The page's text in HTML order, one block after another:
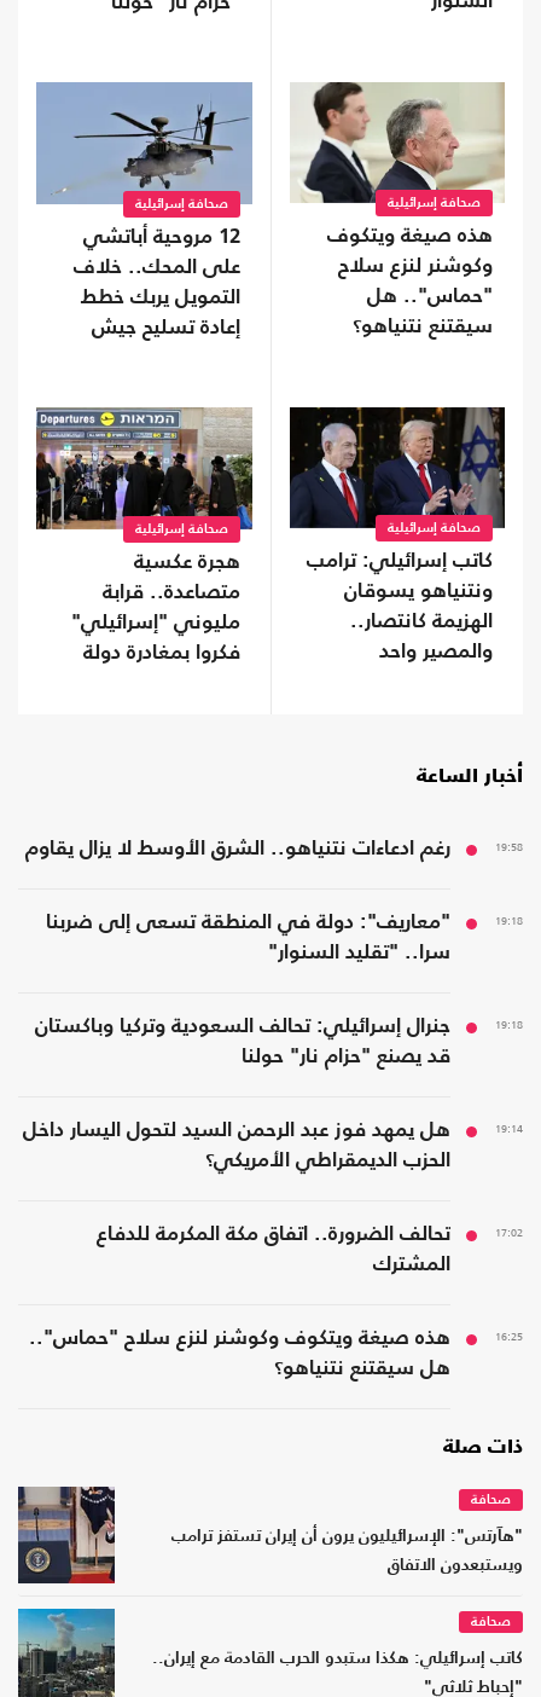
صحافة إسرائيلية
هذه صيغة ويتكوف
وكوشنر لنزع سلاح
"حماس".. هل
سيقتنع نتنياهو؟
صحافة إسرائيلية
12 مروحية أباتشي
على المحك.. خلاف
التمويل يربك خطط
إعادة تسليح جيش
صحافة إسرائيلية
كاتب إسرائيلي: ترامب
ونتنياهو يسوقان
الهزيمة كانتصار..
والمصير واحد
صحافة إسرائيلية
هجرة عكسية
متصاعدة.. قرابة
مليوني "إسرائيلي"
فكروا بمغادرة دولة
أخبار الساعة
19:58 رغم ادعاءات نتنياهو.. الشرق الأوسط لا يزال يقاوم
19:18
"معاريف": دولة في المنطقة تسعى إلى ضربنا
سرا.. "تقليد السنوار"
19:18
جنرال إسرائيلي: تحالف السعودية وتركيا وباكستان
قد يصنع "حزام نار" حولنا
19:14
هل يمهد فوز عبد الرحمن السيد لتحول اليسار داخل
الحزب الديمقراطي الأمريكي؟
17:02
تحالف الضرورة.. اتفاق مكة المكرمة للدفاع
المشترك
16:25
هذه صيغة ويتكوف وكوشنر لنزع سلاح "حماس"..
هل سيقتنع نتنياهو؟
ذات صلة
صحافة
"هآرتس": الإسرائيليون يرون أن إيران تستفز ترامب
ويستبعدون الاتفاق
صحافة
كاتب إسرائيلي: هكذا ستبدو الحرب القادمة مع إيران..
"إحباط ثلاثي"